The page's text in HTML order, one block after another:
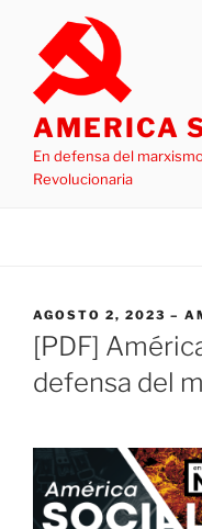
contenido
AMERICA
En defensa del
Revolucionaria
PUBLICADO
EL
AGOSTO 2, 2023
[PDF]
defensa del